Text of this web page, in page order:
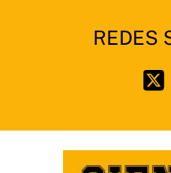
REDES
Twitter